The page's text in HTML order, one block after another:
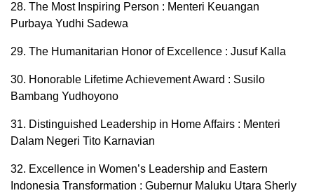
28. The Most Inspiring Person : Menteri Keuangan
Purbaya Yudhi Sadewa
29. The Humanitarian Honor of Excellence : Jusuf Kalla
30. Honorable Lifetime Achievement Award : Susilo
Bambang Yudhoyono
31. Distinguished Leadership in Home Affairs : Menteri
Dalam Negeri Tito Karnavian
32. Excellence in Women’s Leadership and Eastern
Indonesia Transformation : Gubernur Maluku Utara Sherly